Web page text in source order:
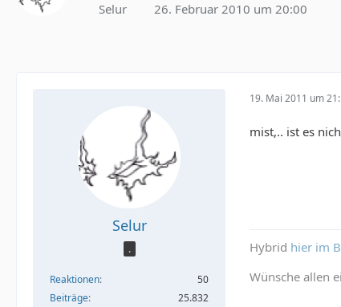
Selur 26. Februar 2010 um 20:00
Selur
.
Reaktionen
50
Beiträge
25.832
19. Mai 2011 um
mist,.. ist es
Hybrid hier im
Wünsche allen